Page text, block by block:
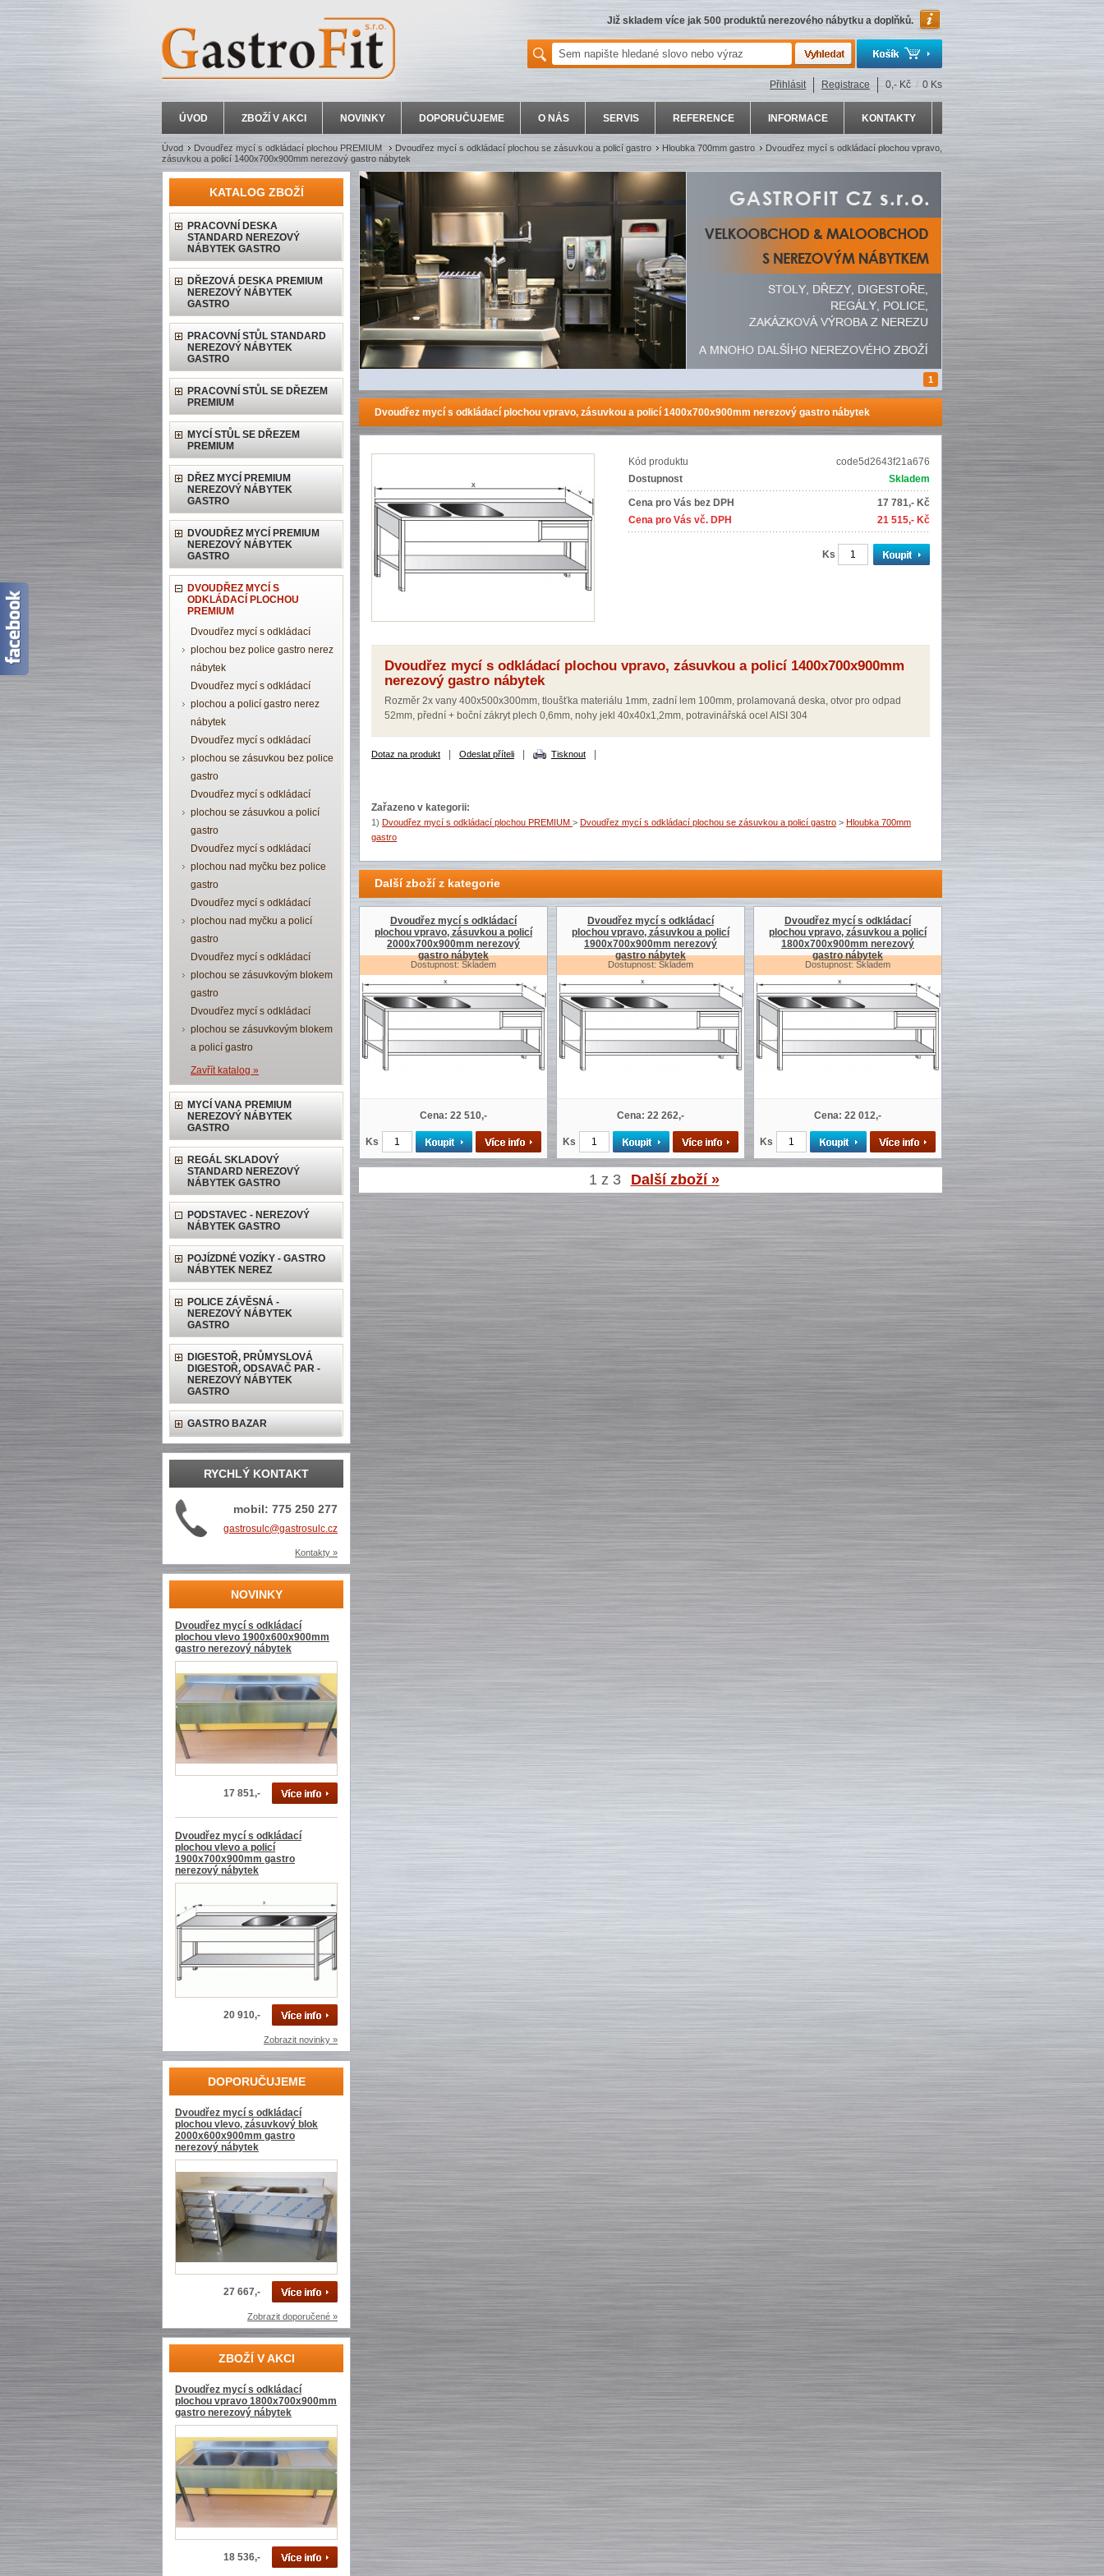
Již skladem více jak 500 produktů nerezového nábytku a doplňků.
Přihlásit Registrace 0,- Kč / 0 Ks
ÚVOD ZBOŽÍ V AKCI NOVINKY DOPORUČUJEME O NÁS SERVIS REFERENCE INFORMACE KONTAKTY
Úvod Dvoudřez mycí s odkládací plochou PREMIUM Dvoudřez mycí s odkládací plochou se zásuvkou a policí gastro Hloubka 700mm gastro
Dvoudřez mycí s odkládací plochou vpravo,
zásuvkou a policí 1400x700x900mm nerezový gastro nábytek
KATALOG ZBOŽÍ
PRACOVNÍ DESKA
STANDARD NEREZOVÝ
NÁBYTEK GASTRO
DŘEZOVÁ DESKA PREMIUM
NEREZOVÝ NÁBYTEK
GASTRO
PRACOVNÍ STŮL STANDARD
NEREZOVÝ NÁBYTEK
GASTRO
PRACOVNÍ STŮL SE DŘEZEM
PREMIUM
MYCÍ STŮL SE DŘEZEM
PREMIUM
DŘEZ MYCÍ PREMIUM
NEREZOVÝ NÁBYTEK
GASTRO
DVOUDŘEZ MYCÍ PREMIUM
NEREZOVÝ NÁBYTEK
GASTRO
DVOUDŘEZ MYCÍ S
ODKLÁDACÍ PLOCHOU
PREMIUM
Dvoudřez mycí s odkládací
plochou bez police gastro nerez
nábytek
Dvoudřez mycí s odkládací
plochou a policí gastro nerez
nábytek
Dvoudřez mycí s odkládací
plochou se zásuvkou bez police
gastro
Dvoudřez mycí s odkládací
plochou se zásuvkou a policí
gastro
Dvoudřez mycí s odkládací
plochou nad myčku bez police
gastro
Dvoudřez mycí s odkládací
plochou nad myčku a policí
gastro
Dvoudřez mycí s odkládací
plochou se zásuvkovým blokem
gastro
Dvoudřez mycí s odkládací
plochou se zásuvkovým blokem
a policí gastro
Zavřít katalog »
MYCÍ VANA PREMIUM
NEREZOVÝ NÁBYTEK
GASTRO
REGÁL SKLADOVÝ
STANDARD NEREZOVÝ
NÁBYTEK GASTRO
PODSTAVEC - NEREZOVÝ
NÁBYTEK GASTRO
POJÍZDNÉ VOZÍKY - GASTRO
NÁBYTEK NEREZ
POLICE ZÁVĚSNÁ -
NEREZOVÝ NÁBYTEK
GASTRO
DIGESTOŘ, PRŮMYSLOVÁ
DIGESTOŘ, ODSAVAČ PAR -
NEREZOVÝ NÁBYTEK
GASTRO
GASTRO BAZAR
RYCHLÝ KONTAKT
mobil: 775 250 277
gastrosulc@gastrosulc.cz
Kontakty »
NOVINKY
Dvoudřez mycí s odkládací
plochou vlevo 1900x600x900mm
gastro nerezový nábytek
17 851,-
Dvoudřez mycí s odkládací
plochou vlevo a policí
1900x700x900mm gastro
nerezový nábytek
20 910,-
Zobrazit novinky »
DOPORUČUJEME
Dvoudřez mycí s odkládací
plochou vlevo, zásuvkový blok
2000x600x900mm gastro
nerezový nábytek
27 667,-
Zobrazit doporučené »
ZBOŽÍ V AKCI
Dvoudřez mycí s odkládací
plochou vpravo 1800x700x900mm
gastro nerezový nábytek
18 536,-
1
Dvoudřez mycí s odkládací plochou vpravo, zásuvkou a policí 1400x700x900mm nerezový gastro nábytek
Kód produktu
code5d2643f21a676
Dostupnost
Skladem
Cena pro Vás bez DPH
17 781,- Kč
Cena pro Vás vč. DPH
21 515,- Kč
Ks
Dvoudřez mycí s odkládací plochou vpravo, zásuvkou a policí 1400x700x900mm
nerezový gastro nábytek
Rozměr 2x vany 400x500x300mm, tloušťka materiálu 1mm, zadní lem 100mm, prolamovaná deska, otvor pro odpad
52mm, přední + boční zákryt plech 0,6mm, nohy jekl 40x40x1,2mm, potravinářská ocel AISI 304
Dotaz na produkt Odeslat příteli Tisknout
Zařazeno v kategorii:
1) Dvoudřez mycí s odkládací plochou PREMIUM > Dvoudřez mycí s odkládací plochou se zásuvkou a policí gastro > Hloubka 700mm
gastro
Další zboží z kategorie
Dvoudřez mycí s odkládací
plochou vpravo, zásuvkou a policí
2000x700x900mm nerezový
gastro nábytek
Dostupnost: Skladem
Cena: 22 510,-
Ks
Dvoudřez mycí s odkládací
plochou vpravo, zásuvkou a policí
1900x700x900mm nerezový
gastro nábytek
Dostupnost: Skladem
Cena: 22 262,-
Ks
Dvoudřez mycí s odkládací
plochou vpravo, zásuvkou a policí
1800x700x900mm nerezový
gastro nábytek
Dostupnost: Skladem
Cena: 22 012,-
Ks
1 z 3 Další zboží »